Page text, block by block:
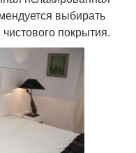
выбирать
покрытия.